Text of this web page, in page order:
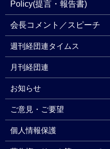
Policy(提言・報告書)
会長コメント／スピーチ
週刊経団連タイムス
月刊経団連
お知らせ
ご意見・ご要望
個人情報保護